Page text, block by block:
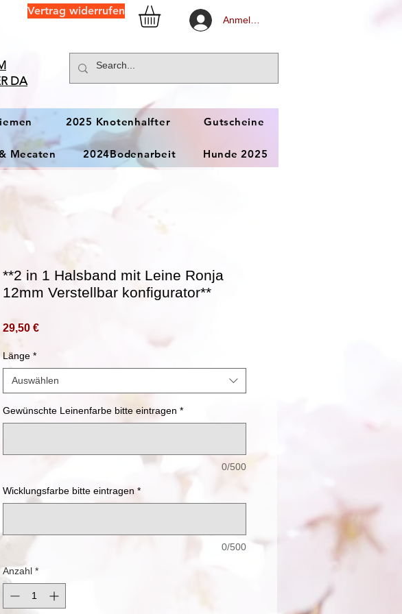
Vertrag widerrufen
Anmelden
DA
2025 Knotenhalfter Gutscheine
Mecaten 2024Bodenarbeit Hunde 2025
**2 in 1 Halsband mit Leine Ronja
12mm Verstellbar konfigurator**
29,50 €Preis
Länge *
Auswählen
Gewünschte Leinenfarbe bitte eintragen *
0/500
Wicklungsfarbe bitte eintragen *
0/500
Anzahl *